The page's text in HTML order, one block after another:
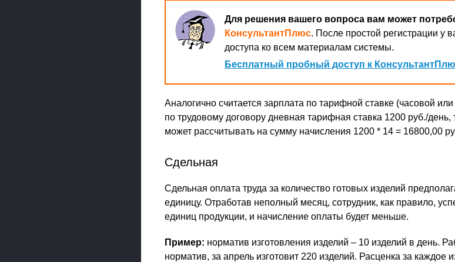
Для решения вашего вопроса вам может
КонсультантПлюс. После простой регистрации у
доступа ко всем материалам системы.
Бесплатный пробный доступ к
Аналогично считается зарплата по тарифной ставке (часовой
по трудовому договору дневная тарифная ставка 1200 руб./день,
может рассчитывать на сумму начисления 1200 * 14 = 16800,00
Сдельная
Сдельная оплата труда за количество готовых изделий
единицу. Отработав неполный месяц, сотрудник, как правило,
единиц продукции, и начисление оплаты будет меньше.
Пример: норматив изготовления изделий – 10 изделий в день.
норматив, за апрель изготовит 220 изделий. Расценка за каждое